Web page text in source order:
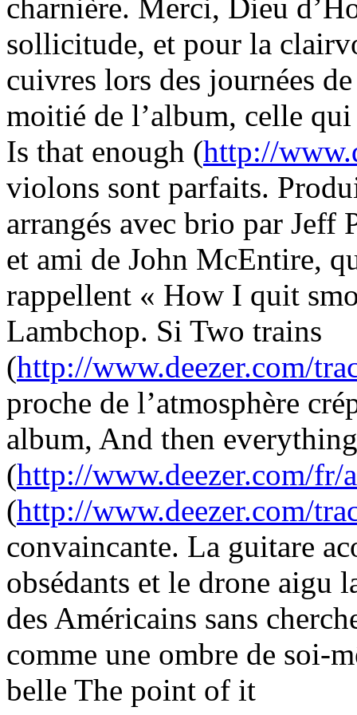
charnière. Merci, Dieu
sollicitude, et pour la
cuivres lors des journées
moitié de l’album, celle
Is that enough (http://
violons sont parfaits.
arrangés avec brio par Jeff
et ami de John McEntire,
rappellent « How I quit
Lambchop. Si Two trains
(http://www.deezer.com/
proche de l’atmosphère
album, And then
(http://www.deezer.com/fr/
(http://www.deezer.com/
convaincante. La guitare
obsédants et le drone aigu
des Américains sans
comme une ombre de soi-
belle The point of it